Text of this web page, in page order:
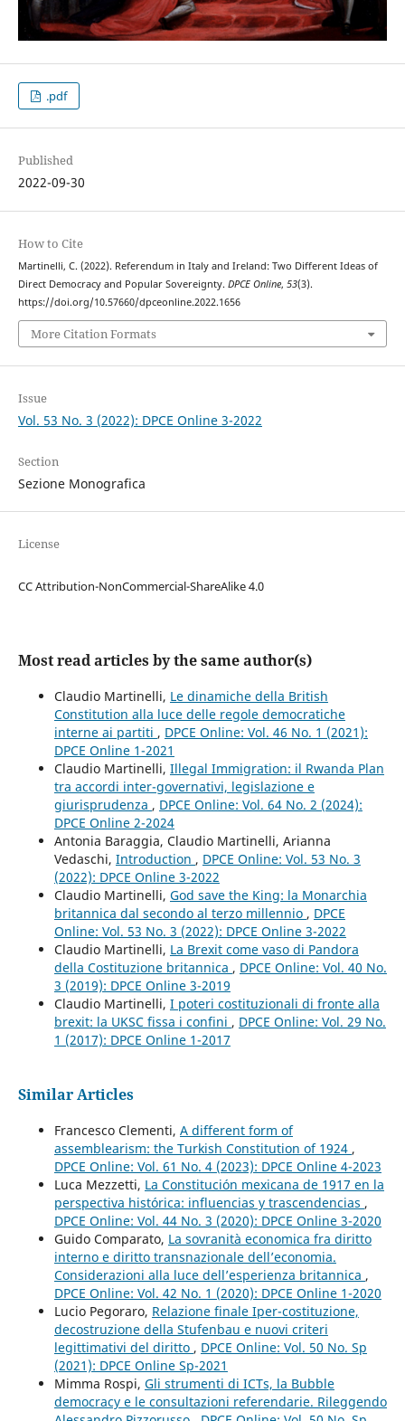
.pdf
Published
2022-09-30
How to Cite
Martinelli, C. (2022). Referendum in Italy and Ireland: Two Different Ideas of
Direct Democracy and Popular Sovereignty. DPCE Online, 53(3).
https://doi.org/10.57660/dpceonline.2022.1656
More Citation Formats
Issue
Vol. 53 No. 3 (2022): DPCE Online 3-2022
Section
Sezione Monografica
License
CC Attribution-NonCommercial-ShareAlike 4.0
Most read articles by the same author(s)
Claudio Martinelli, Le dinamiche della British
Constitution alla luce delle regole democratiche
interne ai partiti , DPCE Online: Vol. 46 No. 1 (2021):
DPCE Online 1-2021
Claudio Martinelli, Illegal Immigration: il Rwanda Plan
tra accordi inter-governativi, legislazione e
giurisprudenza , DPCE Online: Vol. 64 No. 2 (2024):
DPCE Online 2-2024
Antonia Baraggia, Claudio Martinelli, Arianna
Vedaschi, Introduction , DPCE Online: Vol. 53 No. 3
(2022): DPCE Online 3-2022
Claudio Martinelli, God save the King: la Monarchia
britannica dal secondo al terzo millennio , DPCE
Online: Vol. 53 No. 3 (2022): DPCE Online 3-2022
Claudio Martinelli, La Brexit come vaso di Pandora
della Costituzione britannica , DPCE Online: Vol. 40 No.
3 (2019): DPCE Online 3-2019
Claudio Martinelli, I poteri costituzionali di fronte alla
brexit: la UKSC fissa i confini , DPCE Online: Vol. 29 No.
1 (2017): DPCE Online 1-2017
Similar Articles
Francesco Clementi, A different form of
assemblearism: the Turkish Constitution of 1924 ,
DPCE Online: Vol. 61 No. 4 (2023): DPCE Online 4-2023
Luca Mezzetti, La Constitución mexicana de 1917 en la
perspectiva histórica: influencias y trascendencias ,
DPCE Online: Vol. 44 No. 3 (2020): DPCE Online 3-2020
Guido Comparato, La sovranità economica fra diritto
interno e diritto transnazionale dell’economia.
Considerazioni alla luce dell’esperienza britannica ,
DPCE Online: Vol. 42 No. 1 (2020): DPCE Online 1-2020
Lucio Pegoraro, Relazione finale Iper-costituzione,
decostruzione della Stufenbau e nuovi criteri
legittimativi del diritto , DPCE Online: Vol. 50 No. Sp
(2021): DPCE Online Sp-2021
Mimma Rospi, Gli strumenti di ICTs, la Bubble
democracy e le consultazioni referendarie. Rileggendo